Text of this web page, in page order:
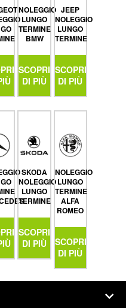
NOLEGGIO
LUNGO
TERMINE
BMW
SCOPRI
DI PIÙ
JEEP
NOLEGGIO
LUNGO
TERMINE
SCOPRI
DI PIÙ
SKODA
NOLEGGIO
LUNGO
TERMINE
SCOPRI
DI PIÙ
NOLEGGIO
LUNGO
TERMINE
ALFA
ROMEO
SCOPRI
DI PIÙ